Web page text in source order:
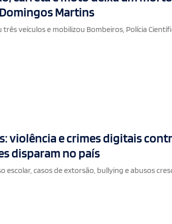
Martins
veículos e mobilizou Bombeiros, Polícia
violência e crimes digitais
disparam no país
escolar, casos de extorsão, bullying e abusos